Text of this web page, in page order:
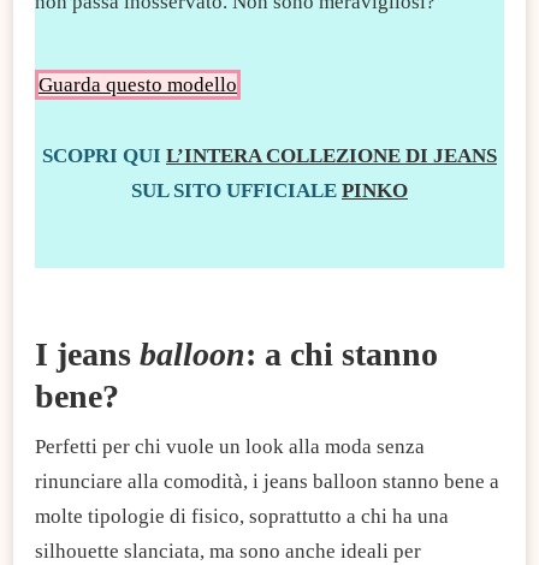
Guarda questo modello
SCOPRI QUI L’INTERA COLLEZIONE DI JEANS
SUL SITO UFFICIALE PINKO
I jeans balloon: a chi stanno
bene?
Perfetti per chi vuole un look alla moda senza
rinunciare alla comodità, i jeans balloon stanno bene a
molte tipologie di fisico, soprattutto a chi ha una
silhouette slanciata, ma sono anche ideali per